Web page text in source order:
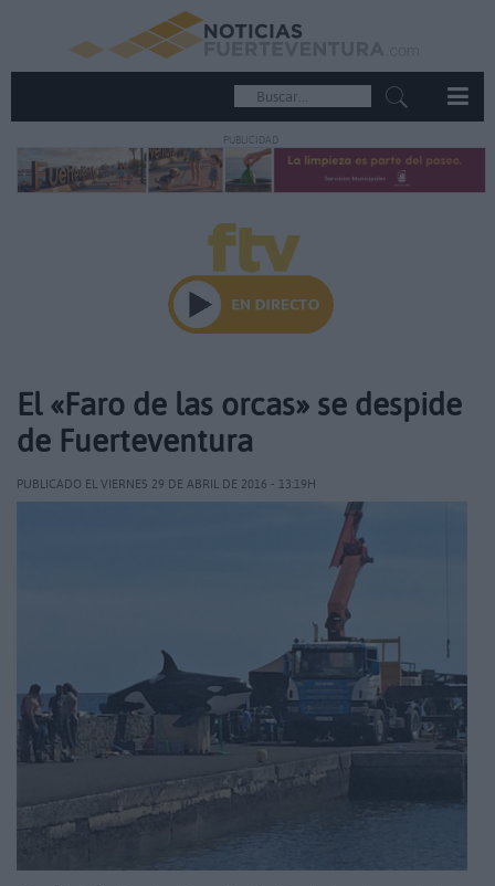
PUBLICIDAD
El «Faro de las orcas» se despide
de Fuerteventura
PUBLICADO EL VIERNES 29 DE ABRIL DE 2016 - 13:19H